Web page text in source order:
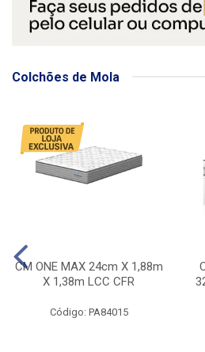
Colchões de Mola
CM ONE MAX 24cm X 1,88m
X 1,38m LCC CFR
Código: PA84015